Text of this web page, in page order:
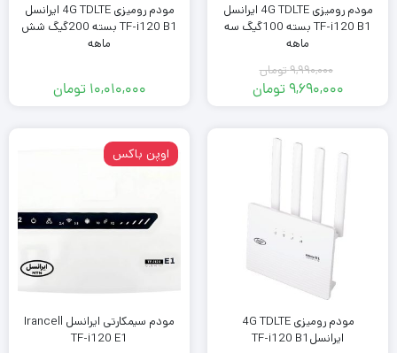
مودم رومیزی 4G TDLTE ایرانسل
TF-i120 B1 بسته 100گیگ سه
ماهه
۹,۹۹۰,۰۰۰تومان
قیمت
بود.
۹,۶۹۰,۰۰۰تومان
قیمت
مودم رومیزی 4G TDLTE ایرانسل
TF-i120 B1 بسته 200گیگ شش
ماهه
۱۰,۰۱۰,۰۰۰ تومان
مودم رومیزی 4G TDLTE
ایرانسلTF-i120 B1
اوپن باکس
مودم سیمکارتی ایرانسل Irancell
TF-i120 E1